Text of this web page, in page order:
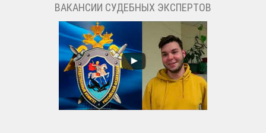
ВАКАНСИИ СУДЕБНЫХ ЭКСПЕРТОВ